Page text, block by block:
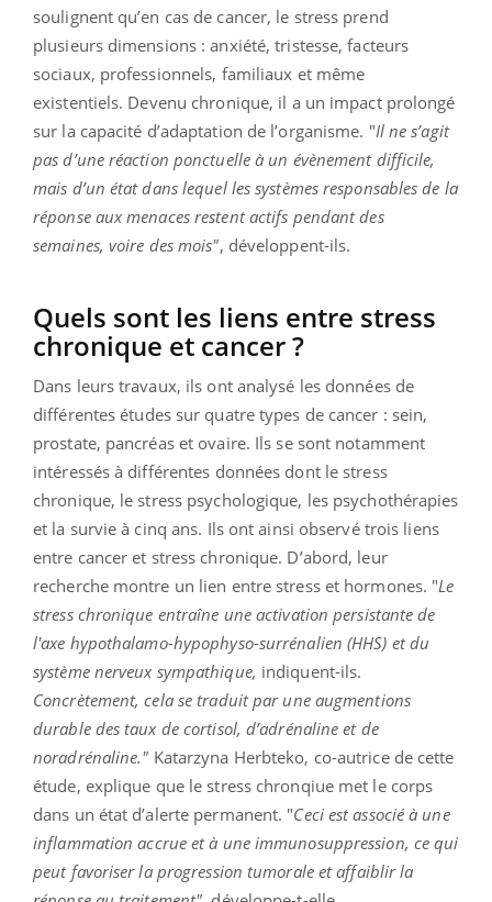
soulignent qu’en cas de cancer, le stress prend
plusieurs dimensions : anxiété, tristesse, facteurs
sociaux, professionnels, familiaux et même
existentiels. Devenu chronique, il a un impact prolongé
sur la capacité d’adaptation de l’organisme. "Il ne s’agit
pas d’une réaction ponctuelle à un évènement difficile,
mais d’un état dans lequel les systèmes responsables de la
réponse aux menaces restent actifs pendant des
semaines, voire des mois", développent-ils.
Quels sont les liens entre stress
chronique et cancer ?
Dans leurs travaux, ils ont analysé les données de
différentes études sur quatre types de cancer : sein,
prostate, pancréas et ovaire. Ils se sont notamment
intéressés à différentes données dont le stress
chronique, le stress psychologique, les psychothérapies
et la survie à cinq ans. Ils ont ainsi observé trois liens
entre cancer et stress chronique. D’abord, leur
recherche montre un lien entre stress et hormones. "Le
stress chronique entraîne une activation persistante de
l'axe hypothalamo-hypophyso-surrénalien (HHS) et du
système nerveux sympathique, indiquent-ils.
Concrètement, cela se traduit par une augmentions
durable des taux de cortisol, d’adrénaline et de
noradrénaline." Katarzyna Herbteko, co-autrice de cette
étude, explique que le stress chronqiue met le corps
dans un état d’alerte permanent. "Ceci est associé à une
inflammation accrue et à une immunosuppression, ce qui
peut favoriser la progression tumorale et affaiblir la